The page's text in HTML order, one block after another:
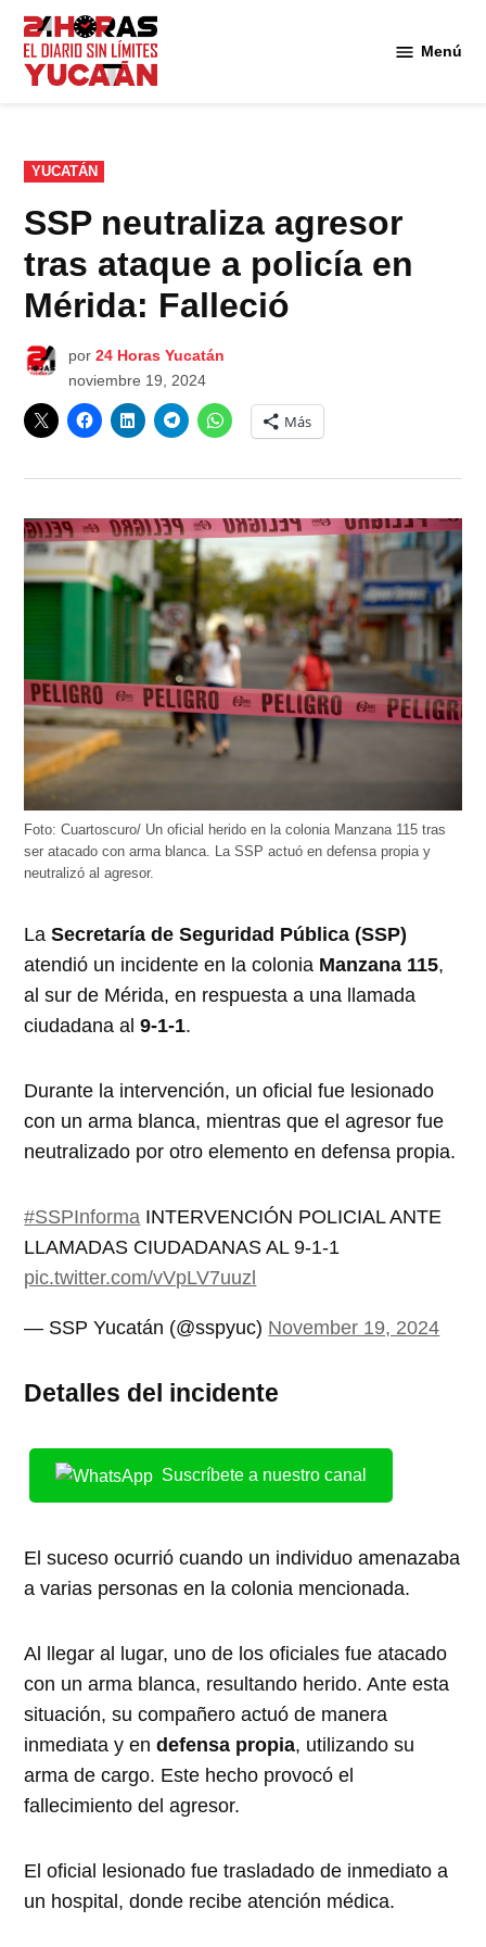
Saltar
contenido
Menú
PUBLICADO
EN
YUCATÁN
SSP neutraliza agresor
tras ataque a policía en
Mérida: Falleció
por 24 Horas Yucatán
noviembre 19, 2024
Más
Foto: Cuartoscuro/ Un oficial herido en la colonia Manzana 115 tras
ser atacado con arma blanca. La SSP actuó en defensa propia y
neutralizó al agresor.
LaSecretaría de Seguridad Pública (SSP)
atendió un incidente en la colonia Manzana 115,
al sur de Mérida, en respuesta a una llamada
ciudadana al9-1-1.
Durante la intervención, un oficial fue lesionado
con un arma blanca, mientras que el agresor fue
neutralizado por otro elemento en defensa propia.
#SSPInforma INTERVENCIÓN POLICIAL ANTE
LLAMADAS CIUDADANAS AL 9-1-1
pic.twitter.com/vVpLV7uuzl
— SSP Yucatán (@sspyuc) November 19, 2024
Detalles del incidente
Suscríbete a nuestro canal
El suceso ocurrió cuando un individuo amenazaba
a varias personas en la colonia mencionada.
Al llegar al lugar, uno de los oficiales fue atacado
con un arma blanca, resultando herido. Ante esta
situación, su compañero actuó de manera
inmediata y endefensa propia, utilizando su
arma de cargo. Este hecho provocó el
fallecimiento del agresor.
El oficial lesionado fue trasladado de inmediato a
un hospital, donde recibe atención médica.